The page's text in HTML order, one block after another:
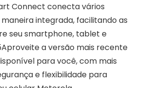
Connect conecta vários
integrada, facilitando as
seu smartphone, tablet e
a versão mais recente
para você, com mais
e flexibilidade para